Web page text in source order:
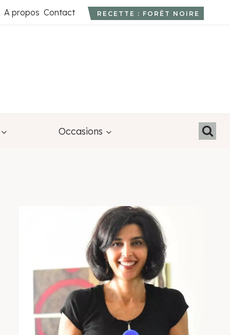
A propos Contact RECETTE : FORÊT NOIRE
Occasions